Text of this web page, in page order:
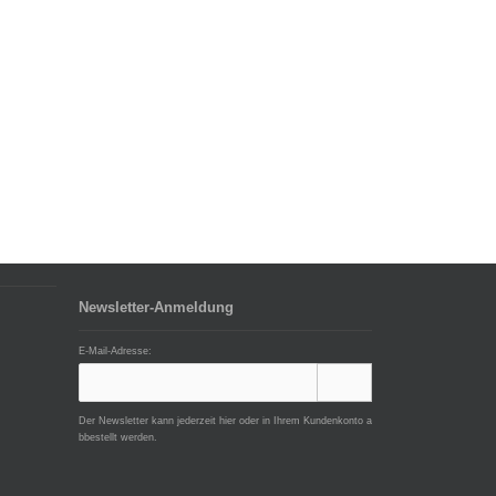
Newsletter-Anmeldung
E-Mail-Adresse:
Der Newsletter kann jederzeit hier oder in Ihrem Kundenkonto a
bbestellt werden.